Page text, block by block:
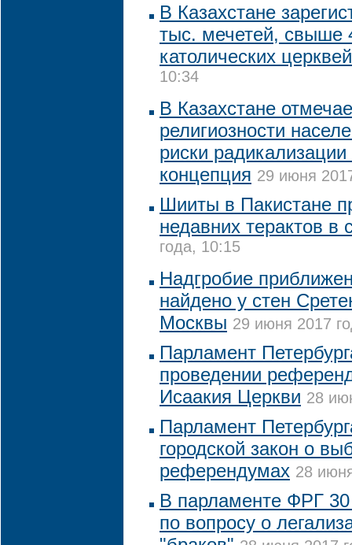
В Казахстане
тыс. мечетей, свыше
католических церквей
10:34
В Казахстане
религиозности
риски
концепция 29 июня
Шииты в Пакистане
недавних терактов в
года, 10:15
Надгробие
найдено у стен
Москвы 29 июня 2017
Парламент
проведении
Исаакия Церкви 28
Парламент
городской закон о
референдумах 28
В парламенте ФРГ
по вопросу о